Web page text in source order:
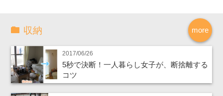
more
収納
2017/06/26
5秒で決断！一人暮らし女子が、断捨離する
コツ